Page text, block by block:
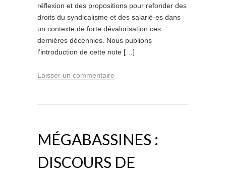
réflexion et des propositions pour refonder des
droits du syndicalisme et des salarié-es dans
un contexte de forte dévalorisation ces
dernières décennies. Nous publions
l’introduction de cette note […]
Laisser un commentaire
MÉGABASSINES :
DISCOURS DE